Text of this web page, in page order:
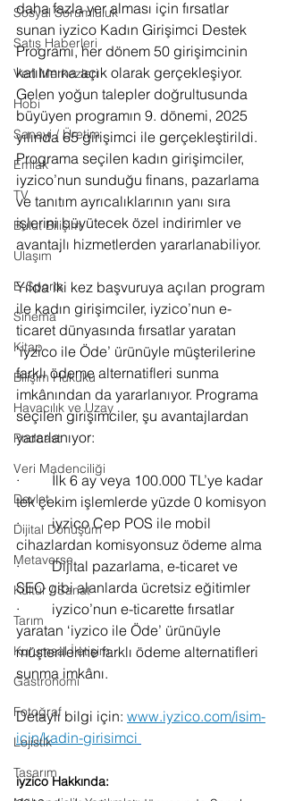
Sosyal Sorumluluk
Satış Haberleri
Veri Merkezleri
Hobi
Sanayi / Üretim
Emlak
TV
Bulut Bilişim
Ulaşım
E-Sports
Sinema
Kitap
Bilişim Hukuku
Havacılık ve Uzay
Podcast
Veri Madenciliği
Devlet
Dijital Dönüşüm
Metaverse
Kültür / Sanat
Tarım
Kurumsal İletişim
Gastronomi
Fotoğraf
Lojistik
Tasarım
daha fazla yer alması için fırsatlar
sunan iyzico Kadın Girişimci Destek
Programı, her dönem 50 girişimcinin
katılımına açık olarak gerçekleşiyor.
Gelen yoğun talepler doğrultusunda
büyüyen programın 9. dönemi, 2025
yılında 65 girişimci ile gerçekleştirildi.
Programa seçilen kadın girişimciler,
iyzico’nun sunduğu finans, pazarlama
ve tanıtım ayrıcalıklarının yanı sıra
işlerini büyütecek özel indirimler ve
avantajlı hizmetlerden yararlanabiliyor.
Yılda iki kez başvuruya açılan program
ile kadın girişimciler, iyzico’nun e-
ticaret dünyasında fırsatlar yaratan
‘iyzico ile Öde’ ürünüyle müşterilerine
farklı ödeme alternatifleri sunma
imkânından da yararlanıyor. Programa
seçilen girişimciler, şu avantajlardan
yararlanıyor:
·         İlk 6 ay veya 100.000 TL’ye kadar
tek çekim işlemlerde yüzde 0 komisyon
·         iyzico Cep POS ile mobil
cihazlardan komisyonsuz ödeme alma
·         Dijital pazarlama, e-ticaret ve
SEO gibi alanlarda ücretsiz eğitimler
·         iyzico’nun e-ticarette fırsatlar
yaratan ‘iyzico ile Öde’ ürünüyle
müşterilerine farklı ödeme alternatifleri
sunma imkânı.
Detaylı bilgi için: www.iyzico.com/isim-
icin/kadin-girisimci
iyzico Hakkında: